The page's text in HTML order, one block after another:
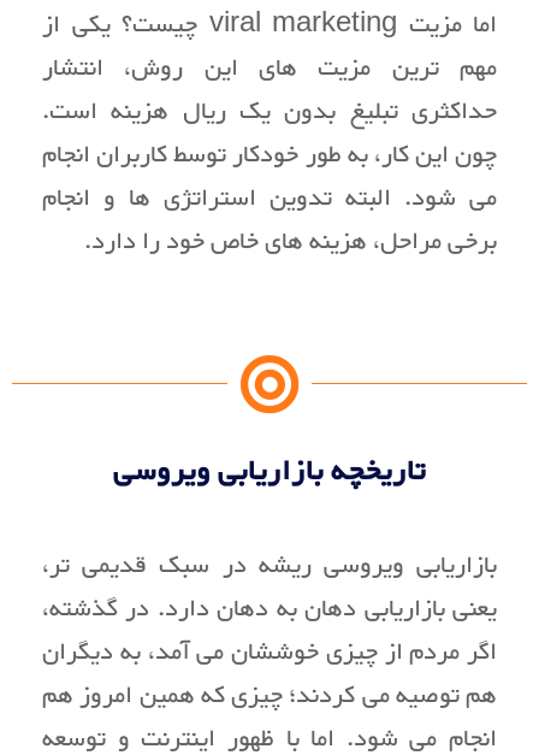
اما مزیت viral marketing چیست؟ یکی از
مهم ترین مزیت های این روش، انتشار
حداکثری تبلیغ بدون یک ریال هزینه است.
چون این کار، به طور خودکار توسط کاربران انجام
می شود. البته تدوین استراتژی ها و انجام
برخی مراحل، هزینه های خاص خود را دارد.
تاریخچه بازاریابی ویروسی
بازاریابی ویروسی ریشه در سبک قدیمی تر،
یعنی بازاریابی دهان به دهان دارد. در گذشته،
اگر مردم از چیزی خوششان می آمد، به دیگران
هم توصیه می کردند؛ چیزی که همین امروز هم
انجام می شود. اما با ظهور اینترنت و توسعه